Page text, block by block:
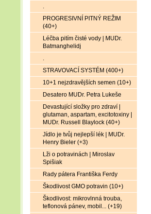
.
PROGRESIVNÍ PITNÝ REŽIM
(40+)
Léčba pitím čisté vody | MUDr.
Batmanghelidj
.
STRAVOVACÍ SYSTÉM (400+)
10+1 nejzdravějších semen (10+)
Desatero MUDr. Petra Lukeše
Devastující složky pro zdraví |
glutaman, aspartam, excitotoxiny |
MUDr. Russell Blaylock (40+)
Jídlo je tvůj nejlepší lék | MUDr.
Henry Bieler (+3)
Lži o potravinách | Miroslav
Spišiak
Rady pátera Františka Ferdy
Škodlivost GMO potravin (10+)
Škodlivost: mikrovlnná trouba,
teflonová pánev, mobil... (+19)